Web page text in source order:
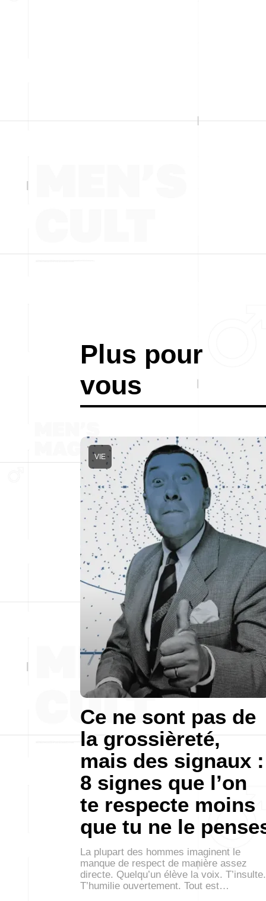
Plus pour
vous
Ce ne sont pas de
la grossièreté,
mais des signaux :
8 signes que l’on
te respecte moins
que tu ne le
VIE
La plupart des hommes imaginent le
manque de respect de manière assez
directe. Quelqu’un élève la voix. T’insulte.
T’humilie ouvertement. Tout est…